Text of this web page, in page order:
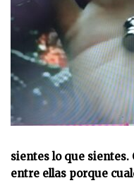
sientes lo que sientes.
entre ellas porque